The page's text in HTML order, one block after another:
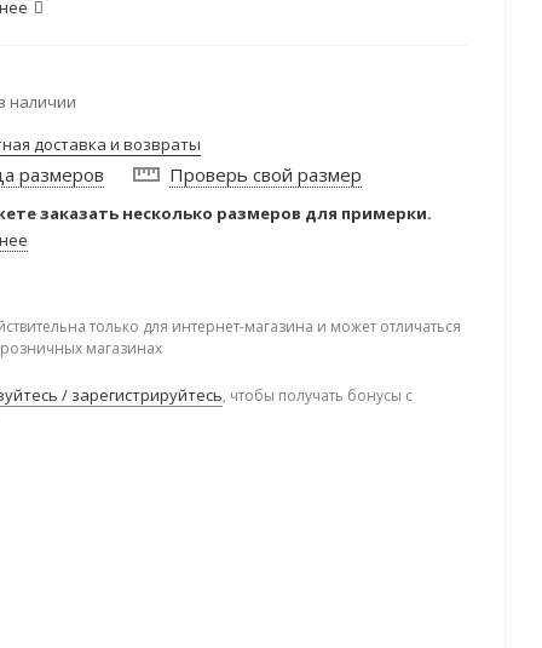
наличии
доставка и возвраты
размеров Проверь свой размер
заказать несколько размеров для примерки.
только для интернет-магазина и может отличаться
розничных магазинах
/ зарегистрируйтесь, чтобы получать бонусы с